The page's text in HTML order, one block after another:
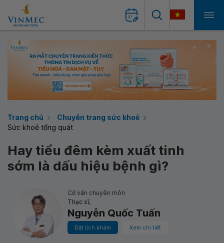
Trang chủ
Chuyên trang sức khoẻ
Sức khoẻ tổng quát
Hay tiểu đêm kèm xuất tinh
sớm là dấu hiệu bệnh gì?
Cố vấn chuyên môn
Thạc sĩ,
Nguyễn Quốc Tuấn
Đặt lịch khám Xem chi tiết